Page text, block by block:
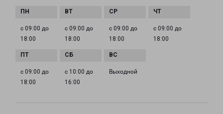
с 09:00 до
18:00
с 09:00 до
18:00
с 09:00 до
18:00
с 09:00 до
18:00
с 09:00 до
18:00
с 10:00 до
16:00
Выходной